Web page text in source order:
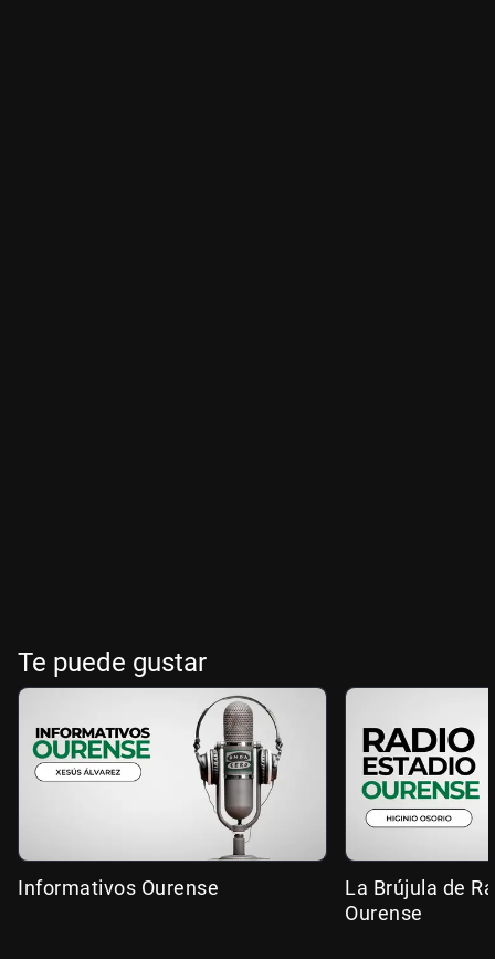
Te puede gustar
Informativos Ourense
La Brújula de
Ourense